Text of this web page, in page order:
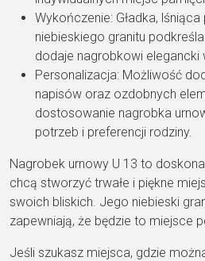
Wykończenie: Gładka,
niebieskiego granitu
dodaje nagrobkowi elegancki
Personalizacja: Możliwość
napisów oraz ozdobnych
dostosowanie nagrobka
potrzeb i preferencji rodziny.
Nagrobek urnowy U 13 to
chcą stworzyć trwałe i piękne
swoich bliskich. Jego niebieski
zapewniają, że będzie to miejsce
Jeśli szukasz miejsca, gdzie